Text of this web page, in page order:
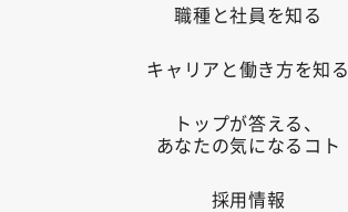
職種と社員を知る
キャリアと働き方を知る
トップが答える、
あなたの気になるコト
採用情報